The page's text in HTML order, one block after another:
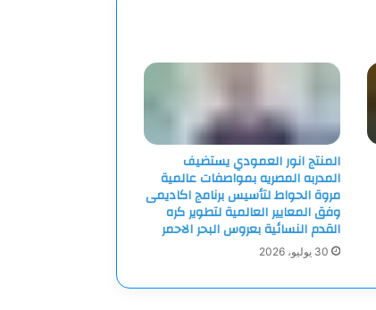
المنتج انور العمودي يستضيف
المدربه المصريه بمواصفات عالمية
مروة الحواط لتأسيس برنامج اكاديمى
وفق المعايير العالمية لتطوير كره
القدم النسائية بعروس البحر الاحمر
30 يوليو، 2026